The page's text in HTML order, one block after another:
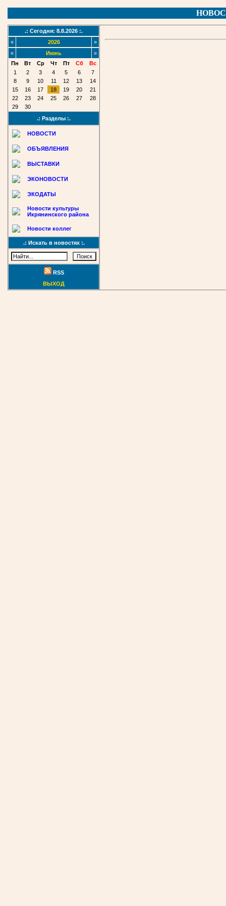
.: Сегодня: 8.8.2026 :.
«
2026
»
«
Июнь
»
Пн
Вт Ср Чт Пт Сб
Вс
1
2 3 4 5 6
7
8
9 10 11 12 13
14
15
16 17 18 19 20
21
22
23 24 25 26 27
28
29
30
.: Разделы :.
НОВОСТИ
ОБЪЯВЛЕНИЯ
ВЫСТАВКИ
ЭКОНОВОСТИ
ЭКОДАТЫ
Новости культуры
Икрянинского района
Новости коллег
.: Искать в новостях :.
RSS
ВЫХОД